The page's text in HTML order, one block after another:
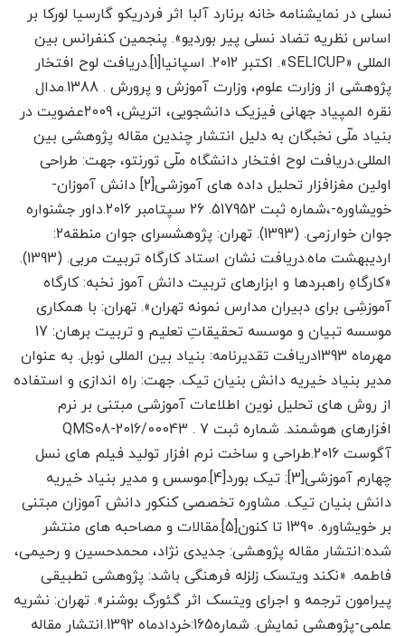
نسلی در نمایشنامه خانه برنارد آلبا اثر فردریکو گارسیا لورکا بر
اساس نظریه تضاد نسلی پیر بوردیو». پنجمین کنفرانس بین
المللی «SELICUP». اکتبر 2012. اسپانیا[1].دریافت لوح افتخار
پژوهشی از وزارت علوم، وزارت آموزش و پرورش . 1388.مدال
نقره المپیاد جهانی فیزیک دانشجویی، اتریش، 2009عضویت در
بنیاد ملّی نخبگان به دلیل انتشار چندین مقاله پژوهشی بین
المللی.دریافت لوح افتخار دانشگاه ملّی تورنتو، جهت: طراحی
اولین مغزافزار تحلیل داده های آموزشی[2] دانش آموزان-
خویشاوره-،شماره ثبت 517952. 26 سپتامبر 2016.داور جشنواره
جوان خوارزمی. (1393). تهران: پژوهشسرای جوان منطقه۲:
اردیبهشت ماه.دریافت نشان استاد کارگاه تربیت مربی. (1393).
«کارگاهِ راهبردها و ابزارهای تربیت دانش آموز نخبه: کارگاه
آموزشِی برای دبیران مدارس نمونه تهران». تهران: با همکاری
موسسه تبیان و موسسه تحقیقاتِ تعلیم و تربیت برهان: 17
مهرماه 1393دریافت تقدیرنامه: بنیاد بین المللی نوبل. به عنوان
مدیر بنیاد خیریه دانش بنیان تیک. جهت: راه اندازی و استفاده
از روش های تحلیل نوین اطلاعات آموزشی مبتنی بر نرم
افزارهای هوشمند. شماره ثبت QMS08-2016/00043 . 7
آگوست 2016.طراحی و ساخت نرم افزار تولید فیلم های نسل
چهارم آموزشی[3]: تیک بورد[4].موسس و مدیر بنیاد خیریه
دانش بنیان تیک. مشاوره تخصصی کنکور دانش آموزان مبتنی
بر خویشاوره. 1390 تا کنون[5].مقالات و مصاحبه های منتشر
شده:انتشار مقاله پژوهشی: جدیدی نژاد، محمدحسین و رحیمی،
فاطمه. «نکند ویتسک زلزله فرهنگی باشد: پژوهشی تطبیقی
پیرامون ترجمه و اجرای ویتسک اثر گئورگ بوشنر». تهران: نشریه
علمی-پژوهشی نمایش. شماره165:خردادماه 1392.انتشار مقاله